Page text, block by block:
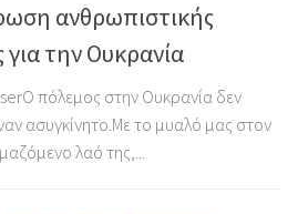
ανθρωπιστικής
για την Ουκρανία
πόλεμος στην Ουκρανία δεν
ασυγκίνητο.Με το μυαλό μας στον
λαό της,...